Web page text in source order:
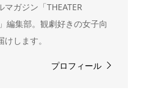
ガジン「THEATER
編集部。観劇好きの女子向
します。
プロフィール